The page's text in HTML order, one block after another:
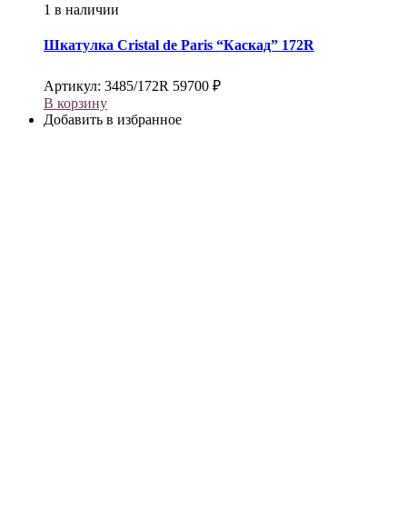
1 в наличии
Шкатулка Cristal de Paris “Каскад” 172R
Артикул: 3485/172R 59700 ₽
В корзину
Добавить в избранное